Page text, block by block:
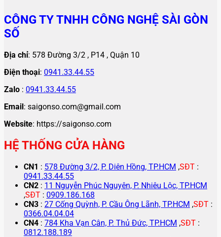
CÔNG TY TNHH CÔNG NGHỆ SÀI GÒN
SỐ
Địa chỉ: 578 Đường 3/2 , P14 , Quận 10
Điện thoại: 0941.33.44.55
Zalo : 0941.33.44.55
Email: saigonso.com@gmail.com
Website: https://saigonso.com
HỆ THỐNG CỬA HÀNG
CN1 : 578 Đường 3/2, P. Diên Hồng, TP.HCM ,SĐT :
0941.33.44.55
CN2 : 11 Nguyễn Phúc Nguyên, P. Nhiêu Lộc, TP.HCM
,SĐT : 0909.186.168
CN3 : 27 Cống Quỳnh, P. Cầu Ông Lãnh, TP.HCM ,SĐT :
0366.04.04.04
CN4 : 784 Kha Vạn Cân, P. Thủ Đức, TP.HCM ,SĐT :
0812.188.189